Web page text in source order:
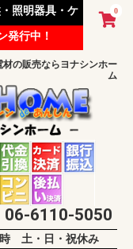
0
照明器具・ケ
ます。
発行中！
の販売ならヨナシンホー
ム
6110-5050
土・日・祝休み